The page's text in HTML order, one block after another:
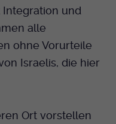
Integration und
alle
ohne Vorurteile
Israelis, die hier
Ort vorstellen